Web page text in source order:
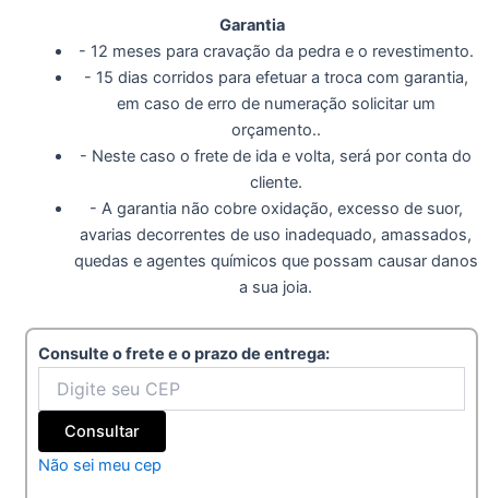
Garantia
- 12 meses para cravação da pedra e o revestimento.
- 15 dias corridos para efetuar a troca com garantia,
em caso de erro de numeração solicitar um
orçamento..
- Neste caso o frete de ida e volta, será por conta do
cliente.
- A garantia não cobre oxidação, excesso de suor,
avarias decorrentes de uso inadequado, amassados,
quedas e agentes químicos que possam causar danos
a sua joia.
Consulte o frete e o prazo de entrega:
Consultar
Não sei meu cep